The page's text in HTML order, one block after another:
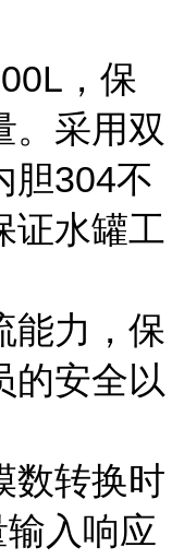
，保
。采用双
胆304不
证水罐工
能力，保
的安全以
数转换时
入响应